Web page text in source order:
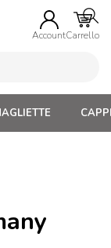
AccountCarrello